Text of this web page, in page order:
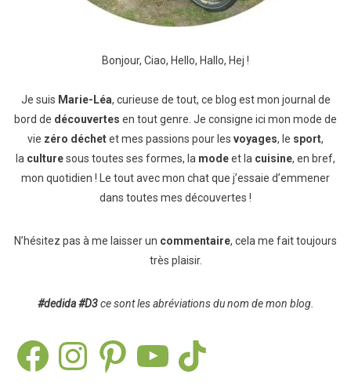
Bonjour, Ciao, Hello, Hallo, Hej !
Je suis Marie-Léa, curieuse de tout, ce blog est mon journal de
bord de découvertes en tout genre. Je consigne ici mon mode de
vie zéro déchetet mes passions pour les voyages, le sport,
la culturesous toutes ses formes, la modeet la cuisine, en bref,
mon quotidien ! Le tout avec mon chat que j’essaie d’emmener
dans toutes mes découvertes !
N’hésitez pas à me laisser un commentaire, cela me fait toujours
très plaisir.
#dedida #D3ce sont les abréviations du nom de mon blog.
FacebookInstagramPinterest TikTok